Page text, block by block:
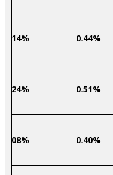
0.44%
2.14%
0.51%
2.24%
0.40%
2.08%